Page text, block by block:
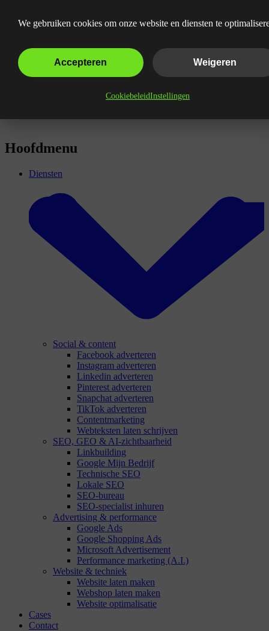
Wat is A/B testing?
Hoofdmenu
Diensten
Social & content
Facebook adverteren
Instagram adverteren
Linkedin adverteren
Pinterest adverteren
Snapchat adverteren
TikTok adverteren
Contentmarketing
Webteksten laten schrijven
SEO, GEO & AI-zichtbaarheid
Linkbuilding
Google Mijn Bedrijf
Technische SEO
Lokale SEO
SEO-bureau
SEO-specialist inhuren
Advertising & performance
Google Ads
Google Shopping Ads
Microsoft Advertisement
Performance marketing (A.I.)
Website & techniek
Website laten maken
Webshop laten maken
Website optimalisatie
Cases
Contact
We gebruiken cookies om onze website en diensten te
Accepteren Weigeren
CookiebeleidInstellingen